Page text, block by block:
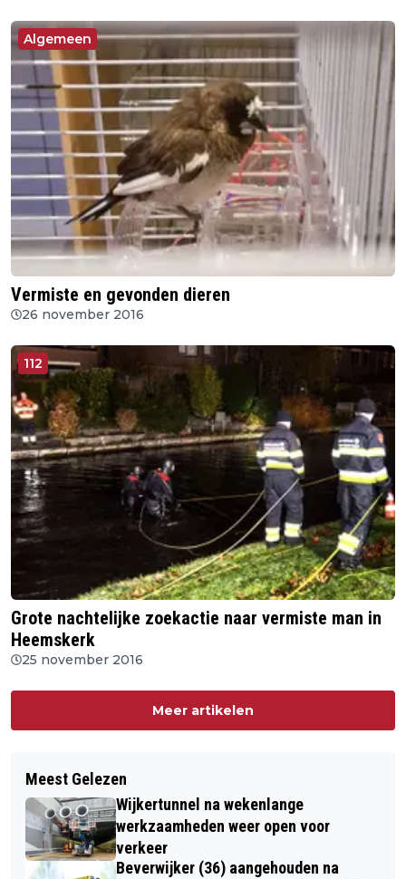
Algemeen
Vermiste en gevonden dieren
26 november 2016
112
Grote nachtelijke zoekactie naar vermiste man in
Heemskerk
25 november 2016
Meer artikelen
Meest Gelezen
Wijkertunnel na wekenlange
werkzaamheden weer open voor
verkeer
Beverwijker (36) aangehouden na